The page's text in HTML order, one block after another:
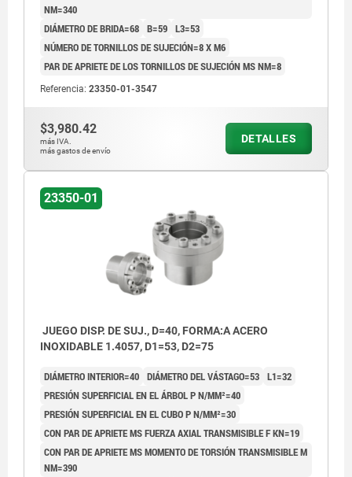
NM=340
DIÁMETRO DE BRIDA=68 B=59 L3=53
NÚMERO DE TORNILLOS DE SUJECIÓN=8 X M6
PAR DE APRIETE DE LOS TORNILLOS DE SUJECIÓN MS NM=8
Referencia: 23350-01-3547
$3,980.42
más IVA.
más gastos de envío
DETALLES
23350-01
JUEGO DISP. DE SUJ., D=40, FORMA:A ACERO
INOXIDABLE 1.4057, D1=53, D2=75
DIÁMETRO INTERIOR=40 DIÁMETRO DEL VÁSTAGO=53 L1=32
PRESIÓN SUPERFICIAL EN EL ÁRBOL P N/MM²=40
PRESIÓN SUPERFICIAL EN EL CUBO P N/MM²=30
CON PAR DE APRIETE MS FUERZA AXIAL TRANSMISIBLE F KN=19
CON PAR DE APRIETE MS MOMENTO DE TORSIÓN TRANSMISIBLE M
NM=390